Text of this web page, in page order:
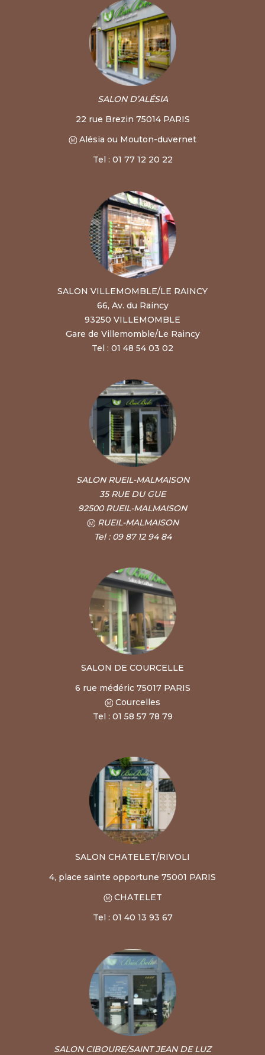
SALON D’ALÉSIA
22 rue Brezin 75014 PARIS
Alésia ou Mouton-duvernet
Tel : 01 77 12 20 22
SALON VILLEMOMBLE/LE RAINCY
66, Av. du Raincy
93250 VILLEMOMBLE
Gare de Villemomble/Le Raincy
Tel : 01 48 54 03 02
SALON RUEIL-MALMAISON
35 RUE DU GUE
92500 RUEIL-MALMAISON
RUEIL-MALMAISON
Tel : 09 87 12 94 84
SALON DE COURCELLE
6 rue médéric 75017 PARIS
Courcelles
Tel : 01 58 57 78 79
SALON CHATELET/RIVOLI
4, place sainte opportune 75001 PARIS
CHATELET
Tel : 01 40 13 93 67
SALON CIBOURE/SAINT JEAN DE LUZ